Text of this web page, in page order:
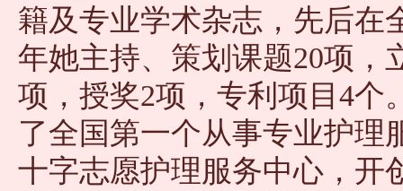
籍及专业学术杂志，先后在
年她主持、策划课题20项，
项，授奖2项，专利项目4个
了全国第一个从事专业护
十字志愿护理服务中心，